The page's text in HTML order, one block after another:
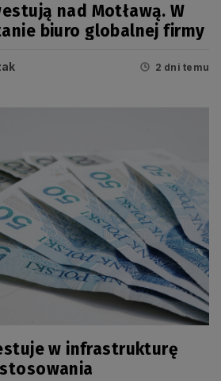
nad Motławą. W
biuro globalnej firmy
2 dni temu
w infrastrukturę